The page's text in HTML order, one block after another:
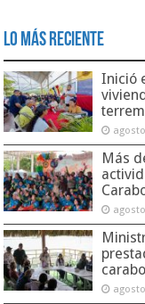
Lo Más Reciente
Inició
Más